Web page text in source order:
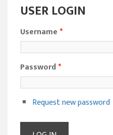
USER LOGIN
Username*
Password*
Request new password